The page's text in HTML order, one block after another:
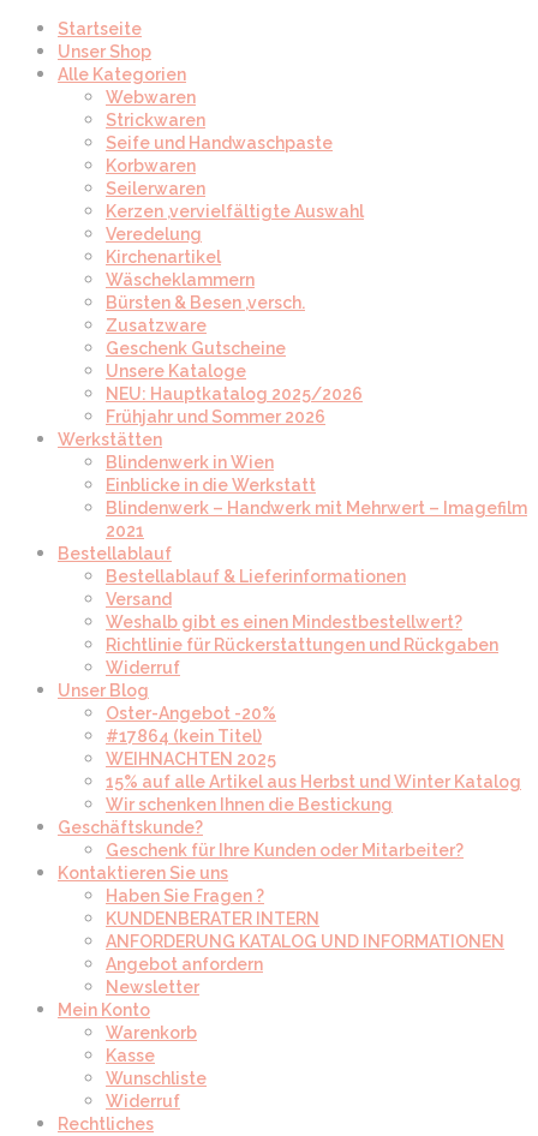
Startseite
Unser Shop
Alle Kategorien
Webwaren
Strickwaren
Seife und Handwaschpaste
Korbwaren
Seilerwaren
Kerzen ,vervielfältigte Auswahl
Veredelung
Kirchenartikel
Wäscheklammern
Bürsten & Besen ,versch.
Zusatzware
Geschenk Gutscheine
Unsere Kataloge
NEU: Hauptkatalog 2025/2026
Frühjahr und Sommer 2026
Werkstätten
Blindenwerk in Wien
Einblicke in die Werkstatt
Blindenwerk – Handwerk mit Mehrwert – Imagefilm
2021
Bestellablauf
Bestellablauf & Lieferinformationen
Versand
Weshalb gibt es einen Mindestbestellwert?
Richtlinie für Rückerstattungen und Rückgaben
Widerruf
Unser Blog
Oster-Angebot -20%
#17864 (kein Titel)
WEIHNACHTEN 2025
15% auf alle Artikel aus Herbst und Winter Katalog
Wir schenken Ihnen die Bestickung
Geschäftskunde?
Geschenk für Ihre Kunden oder Mitarbeiter?
Kontaktieren Sie uns
Haben Sie Fragen ?
KUNDENBERATER INTERN
ANFORDERUNG KATALOG UND INFORMATIONEN
Angebot anfordern
Newsletter
Mein Konto
Warenkorb
Kasse
Wunschliste
Widerruf
Rechtliches